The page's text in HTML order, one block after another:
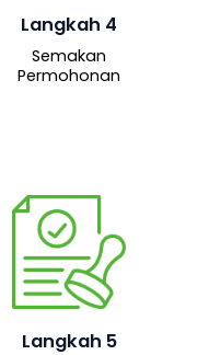
Langkah 4
Semakan
Permohonan
pegawai pelulus untuk
seterusnya.
Langkah 5
menilai permohonan
pengesahan serta
akhir sekiranya semuanya
syarat ditetapkan.